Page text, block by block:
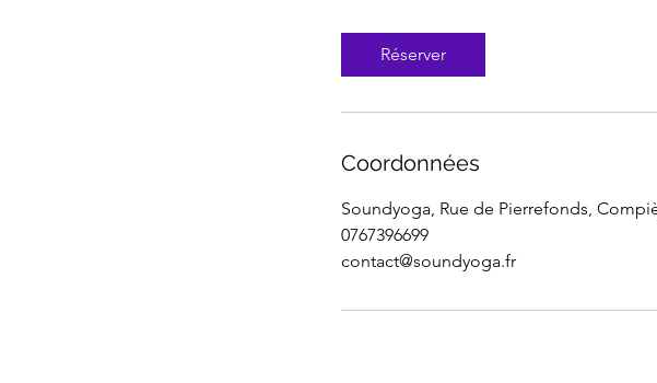
Réserver
Coordonnées
Soundyoga, Rue de Pierrefonds,
0767396699
contact@soundyoga.fr